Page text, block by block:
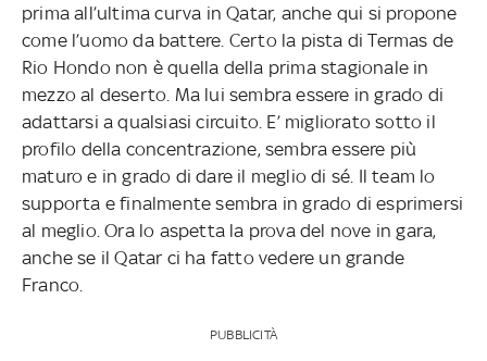
prima all’ultima curva in Qatar, anche qui si propone
come l’uomo da battere. Certo la pista di Termas de
Rio Hondo non è quella della prima stagionale in
mezzo al deserto. Ma lui sembra essere in grado di
adattarsi a qualsiasi circuito. E’ migliorato sotto il
profilo della concentrazione, sembra essere più
maturo e in grado di dare il meglio di sé. Il team lo
supporta e finalmente sembra in grado di esprimersi
al meglio. Ora lo aspetta la prova del nove in gara,
anche se il Qatar ci ha fatto vedere un grande
Franco.
PUBBLICITÀ